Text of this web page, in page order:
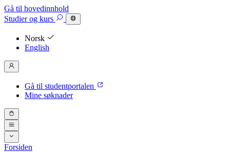
Gå til hovedinnhold
Studierog kurs
Norsk
English
Gå til studentportalen
Mine søknader
Forsiden